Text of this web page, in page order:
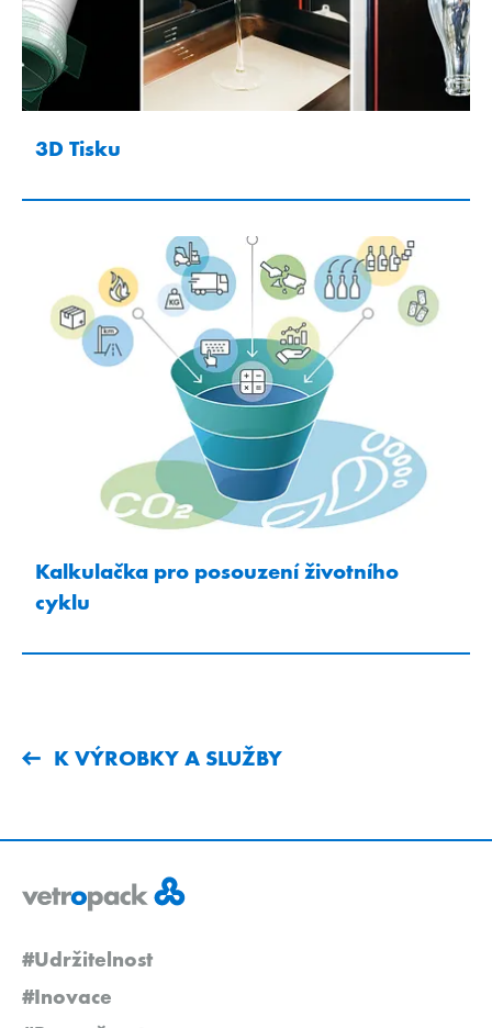
3D Tisku
Kalkulačka pro posouzení životního
cyklu
K VÝROBKY A SLUŽBY
#Udržitelnost
#Inovace